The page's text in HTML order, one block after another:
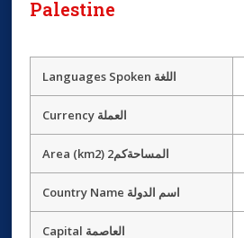
Palestine
Languages Spoken اللغة
Currency العملة
Area (km2) 2المساحةكم
Country Name اسم الدولة
Capital العاصمة